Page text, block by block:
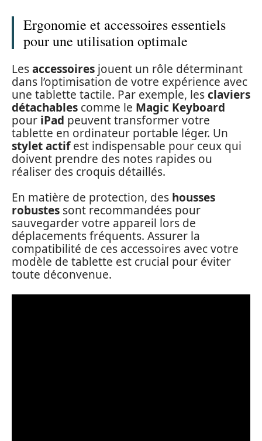
Ergonomie et accessoires essentiels
pour une utilisation optimale
Lesaccessoires jouent un rôle déterminant
dans l’optimisation de votre expérience avec
une tablette tactile. Par exemple, lesclaviers
détachables comme le Magic Keyboard
pour iPad peuvent transformer votre
tablette en ordinateur portable léger. Un
stylet actifest indispensable pour ceux qui
doivent prendre des notes rapides ou
réaliser des croquis détaillés.
En matière de protection, des housses
robustes sont recommandées pour
sauvegarder votre appareil lors de
déplacements fréquents. Assurer la
compatibilité de ces accessoires avec votre
modèle de tablette est crucial pour éviter
toute déconvenue.